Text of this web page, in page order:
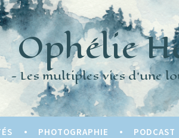
Ophélie
Les multiples vies d'une
PHOTOGRAPHIE PODCAST